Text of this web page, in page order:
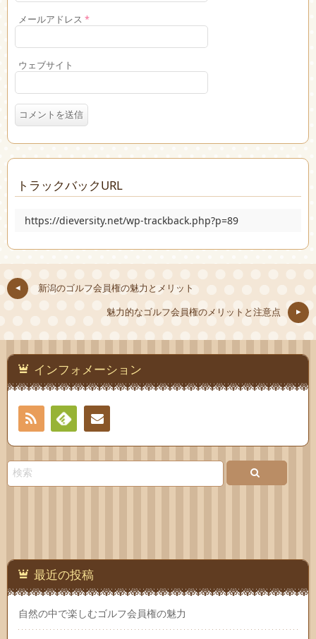
メールアドレス *
ウェブサイト
トラックバックURL
https://dieversity.net/wp-trackback.php?p=89
新潟のゴルフ会員権の魅力とメリット
魅力的なゴルフ会員権のメリットと注意点
インフォメーション
RSS
Feedlyお問
最近の投稿
自然の中で楽しむゴルフ会員権の魅力